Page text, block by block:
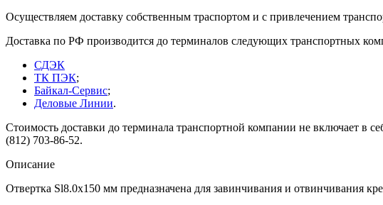
Осуществляем доставку собственным траспортом и с привлечением
Доставка по РФ производится до терминалов следующих транспортных
СДЭК
ТК ПЭК;
Байкал-Сервис;
Деловые Линии.
Стоимость доставки до терминала транспортной компании не включает в
(812) 703-86-52.
Описание
Отвертка Sl8.0x150 мм предназначена для завинчивания и отвинчивания